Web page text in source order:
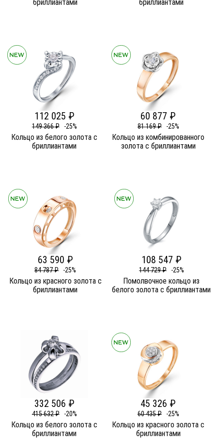
бриллиантами бриллиантами
112 025 ₽
149 366 ₽ -25%
Кольцо из белого золота c
бриллиантами
60 877 ₽
81 169 ₽ -25%
Кольцо из комбинированного
золота c бриллиантами
63 590 ₽
84 787 ₽ -25%
Кольцо из красного золота c
бриллиантами
108 547 ₽
144 729 ₽ -25%
Помолвочное кольцо из
белого золота c бриллиантами
332 506 ₽
415 632 ₽ -20%
Кольцо из белого золота c
бриллиантами
45 326 ₽
60 435 ₽ -25%
Кольцо из красного золота c
бриллиантами